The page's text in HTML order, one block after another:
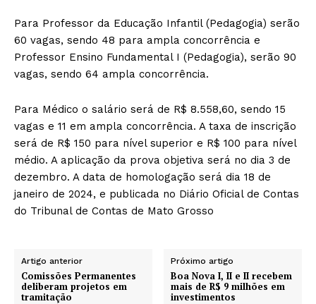
Para Professor da Educação Infantil (Pedagogia) serão
60 vagas, sendo 48 para ampla concorrência e
Professor Ensino Fundamental I (Pedagogia), serão 90
vagas, sendo 64 ampla concorrência.
Para Médico o salário será de R$ 8.558,60, sendo 15
vagas e 11 em ampla concorrência. A taxa de inscrição
será de R$ 150 para nível superior e R$ 100 para nível
médio. A aplicação da prova objetiva será no dia 3 de
dezembro. A data de homologação será dia 18 de
janeiro de 2024, e publicada no Diário Oficial de Contas
do Tribunal de Contas de Mato Grosso
Artigo anterior
Comissões Permanentes
deliberam projetos em
tramitação
Próximo artigo
Boa Nova I, II e II recebem
mais de R$ 9 milhões em
investimentos